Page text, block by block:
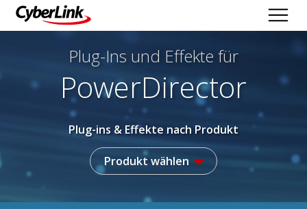
Plug-Ins und Effekte für
PowerDirector
Plug-ins & Effekte nach Produkt
Produkt wählen